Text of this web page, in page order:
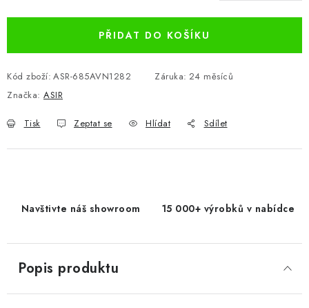
PŘIDAT DO KOŠÍKU
Kód zboží: ASR-685AVN1282 Záruka: 24 měsíců
Značka: ASIR
Tisk Zeptat se Hlídat Sdílet
Navštivte náš showroom 15 000+ výrobků v nabídce
Popis produktu